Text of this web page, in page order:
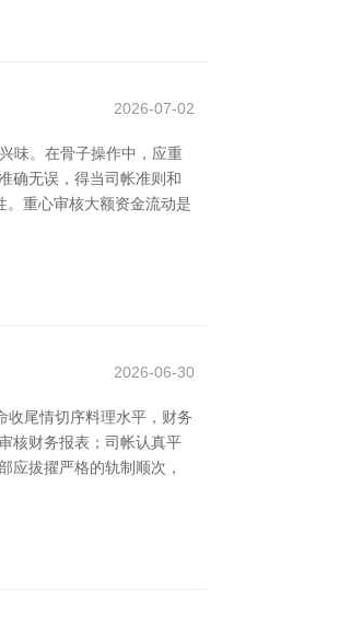
2026-07-02
味。在骨子操作中，应重
确无误，得当司帐准则和
重心审核大额资金流动是
2026-06-30
收尾情切序料理水平，财务
核财务报表；司帐认真平
应拔擢严格的轨制顺次，